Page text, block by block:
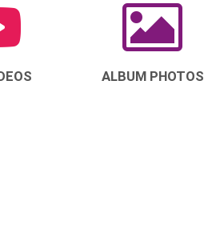
ALBUM PHOTOS